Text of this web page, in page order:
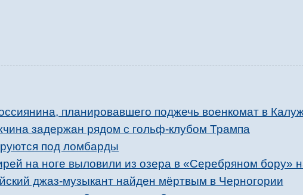
планировавшего поджечь военкомат в
задержан рядом с гольф-клубом Трампа
под ломбарды
на ноге выловили из озера в «Серебряном бору»
джаз-музыкант найден мёртвым в Черногории